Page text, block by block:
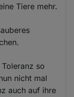
Tiere mehr.
so
nicht mal
auch auf ihre